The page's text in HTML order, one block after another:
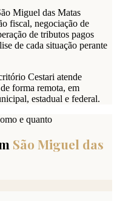
Miguel das Matas
fiscal, negociação de
de tributos pagos
de cada situação perante
Cestari atende
forma remota, em
estadual e federal.
e quanto
São Miguel das